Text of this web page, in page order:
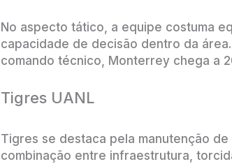
No aspecto tático, a equipe costuma
capacidade de decisão dentro da
comando técnico, Monterrey chega a
Tigres UANL
Tigres se destaca pela manutenção
combinação entre infraestrutura,